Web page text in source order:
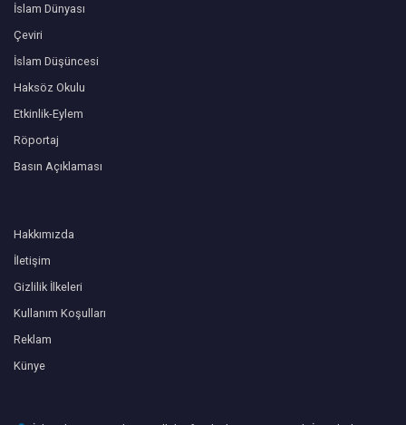
İslam Dünyası
Çeviri
İslam Düşüncesi
Haksöz Okulu
Etkinlik-Eylem
Röportaj
Basın Açıklaması
Hakkımızda
İletişim
Gizlilik İlkeleri
Kullanım Koşulları
Reklam
Künye